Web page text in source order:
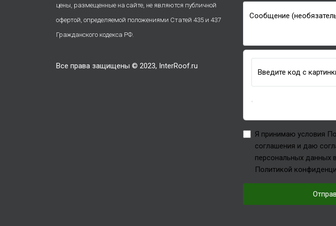
цены, размещенные на сайте, не являются публичной
офертой, определяемой положениями Статей 435 и 437
Гражданского кодекса РФ.
Все права защищены © 2023, InterRoof.ru
Сообщение
Введите код с
Я принимаю условия
соглашения и даю
персональных данных
Политикой